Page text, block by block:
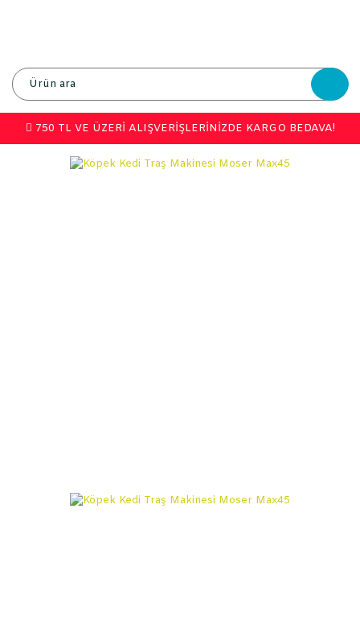
750 TL VE ÜZERİ ALIŞVERİŞLERİNİZDE KARGO BEDAVA!